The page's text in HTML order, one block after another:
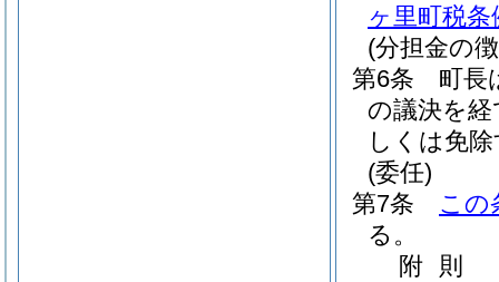
ヶ里町税条
(分担金の
第6条
町長
の議決を
しくは免
(委任)
第7条
この
る。
附 則